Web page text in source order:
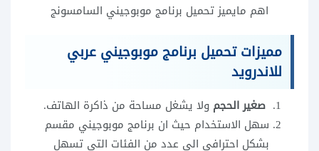
اهم مايميز تحميل برنامج موبوجيني السامسونج
مميزات تحميل برنامج موبوجيني عربي
للاندرويد
صغير الحجم ولا يشغل مساحة من ذاكرة الهاتف.
سهل الاستخدام حيث ان برنامج موبوجيني مقسم
بشكل احترافي الى عدد من الفئات التي تسهل